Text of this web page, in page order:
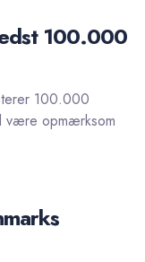
100.000
100.000
være opmærksom